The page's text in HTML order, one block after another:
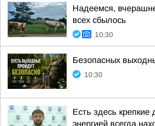
Надеемся,
всех сбылось
10:30
Безопасных
10:30
Есть здесь крепкие
энергией всегда